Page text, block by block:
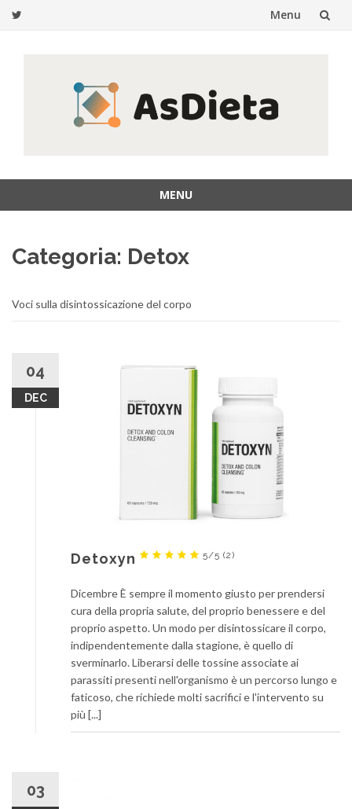
Menu
MENU
contenuto
Categoria: Detox
Voci sulla disintossicazione del corpo
04
DEC
Detoxyn 5/5 (2)
Dicembre È sempre il momento giusto per prendersi
cura della propria salute, del proprio benessere e del
proprio aspetto. Un modo per disintossicare il corpo,
indipendentemente dalla stagione, è quello di
sverminarlo. Liberarsi delle tossine associate ai
parassiti presenti nell'organismo è un percorso lungo e
faticoso, che richiede molti sacrifici e l'intervento su
più [...]
03